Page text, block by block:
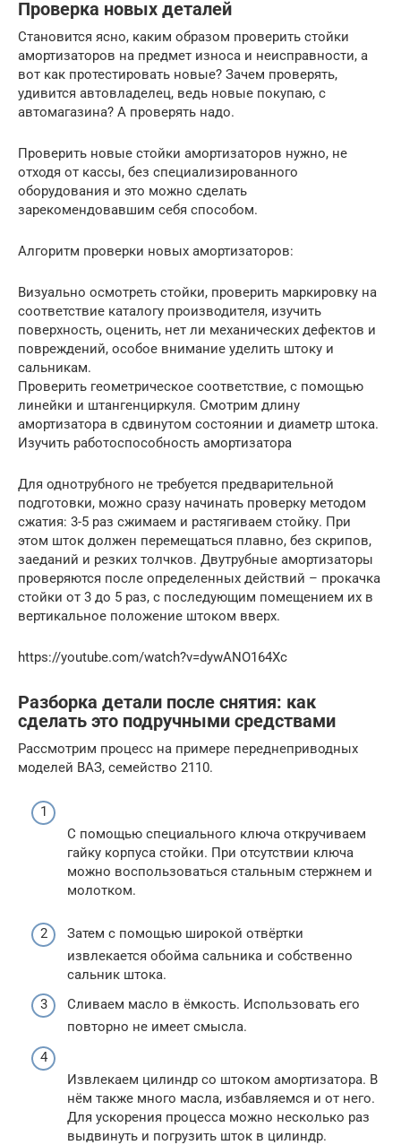
Проверка новых деталей
Становится ясно, каким образом проверить стойки
амортизаторов на предмет износа и неисправности, а
вот как протестировать новые? Зачем проверять,
удивится автовладелец, ведь новые покупаю, с
автомагазина? А проверять надо.
Проверить новые стойки амортизаторов нужно, не
отходя от кассы, без специализированного
оборудования и это можно сделать
зарекомендовавшим себя способом.
Алгоритм проверки новых амортизаторов:
Визуально осмотреть стойки, проверить маркировку на
соответствие каталогу производителя, изучить
поверхность, оценить, нет ли механических дефектов и
повреждений, особое внимание уделить штоку и
сальникам.
Проверить геометрическое соответствие, с помощью
линейки и штангенциркуля. Смотрим длину
амортизатора в сдвинутом состоянии и диаметр штока.
Изучить работоспособность амортизатора
Для однотрубного не требуется предварительной
подготовки, можно сразу начинать проверку методом
сжатия: 3-5 раз сжимаем и растягиваем стойку. При
этом шток должен перемещаться плавно, без скрипов,
заеданий и резких толчков. Двутрубные амортизаторы
проверяются после определенных действий – прокачка
стойки от 3 до 5 раз, с последующим помещением их в
вертикальное положение штоком вверх.
https://youtube.com/watch?v=dywANO164Xc
Разборка детали после снятия: как
сделать это подручными средствами
Рассмотрим процесс на примере переднеприводных
моделей ВАЗ, семейство 2110.
С помощью специального ключа откручиваем
гайку корпуса стойки. При отсутствии ключа
можно воспользоваться стальным стержнем и
молотком.
Затем с помощью широкой отвёртки
извлекается обойма сальника и собственно
сальник штока.
Сливаем масло в ёмкость. Использовать его
повторно не имеет смысла.
Извлекаем цилиндр со штоком амортизатора. В
нём также много масла, избавляемся и от него.
Для ускорения процесса можно несколько раз
выдвинуть и погрузить шток в цилиндр.